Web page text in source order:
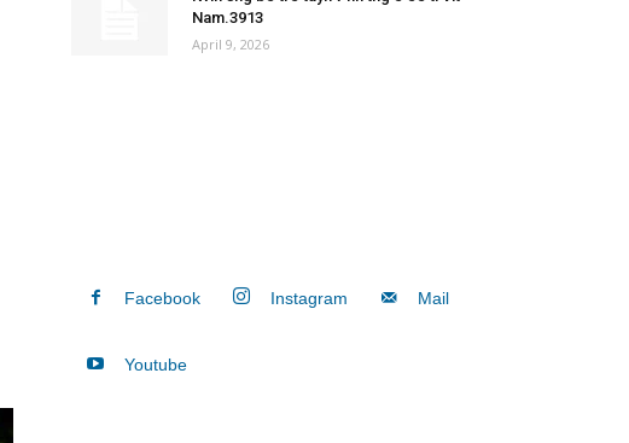
Nam.3913
April 9, 2026
Facebook Instagram Mail
Youtube